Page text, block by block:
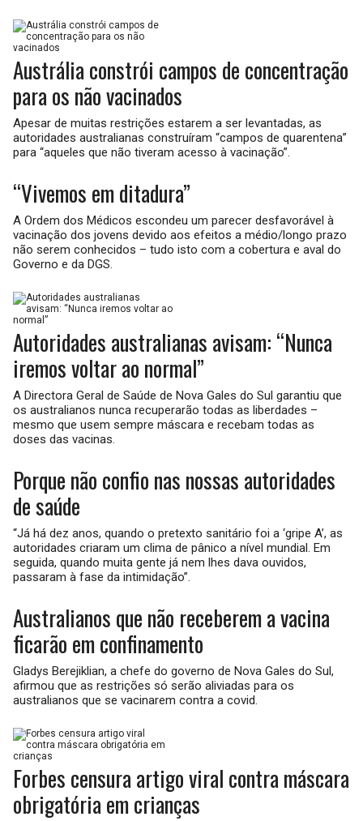
Austrália constrói campos de concentração
para os não vacinados
Apesar de muitas restrições estarem a ser levantadas, as
autoridades australianas construíram “campos de quarentena”
para “aqueles que não tiveram acesso à vacinação”.
“Vivemos em ditadura”
A Ordem dos Médicos escondeu um parecer desfavorável à
vacinação dos jovens devido aos efeitos a médio/longo prazo
não serem conhecidos – tudo isto com a cobertura e aval do
Governo e da DGS.
Autoridades australianas avisam: “Nunca
iremos voltar ao normal”
A Directora Geral de Saúde de Nova Gales do Sul garantiu que
os australianos nunca recuperarão todas as liberdades –
mesmo que usem sempre máscara e recebam todas as
doses das vacinas.
Porque não confio nas nossas autoridades
de saúde
“Já há dez anos, quando o pretexto sanitário foi a ‘gripe A’, as
autoridades criaram um clima de pânico a nível mundial. Em
seguida, quando muita gente já nem lhes dava ouvidos,
passaram à fase da intimidação”.
Australianos que não receberem a vacina
ficarão em confinamento
Gladys Berejiklian, a chefe do governo de Nova Gales do Sul,
afirmou que as restrições só serão aliviadas para os
australianos que se vacinarem contra a covid.
Forbes censura artigo viral contra máscara
obrigatória em crianças